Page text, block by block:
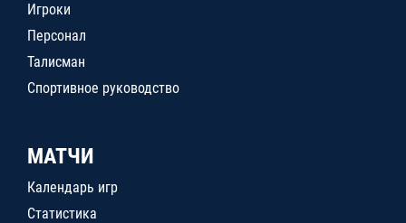
Игроки
Персонал
Талисман
Спортивное руководство
МАТЧИ
Календарь игр
Статистика